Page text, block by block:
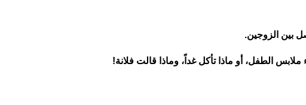
بين الزوجين.
الطفل، أو ماذا تأكل غداً، وماذا قالت فلانة!